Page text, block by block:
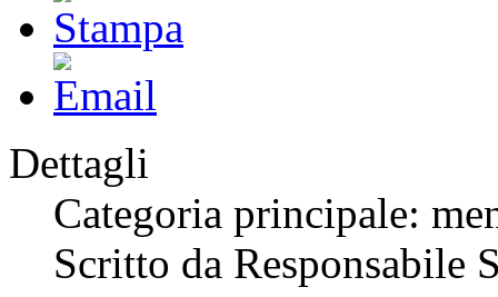
Dettagli
Categoria principale:
Scritto da Responsabile